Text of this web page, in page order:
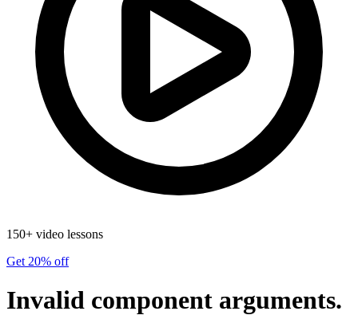
150+ video lessons
Get 20% off
Invalid component arguments.